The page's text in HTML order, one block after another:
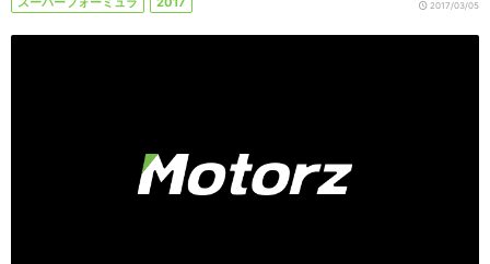
2017/03/05